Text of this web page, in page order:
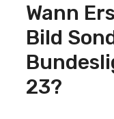
Wann
Bild
23?